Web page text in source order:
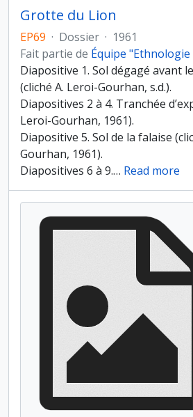
Grotte du Lion
EP69 · Dossier · 1961
Fait partie de Équipe
Diapositive 1. Sol dégagé avant
(cliché A. Leroi-Gourhan, s.d.).
Diapositives 2 à 4. Tranchée
Leroi-Gourhan, 1961).
Diapositive 5. Sol de la falaise
Gourhan, 1961).
Diapositives 6 à 9.… Read more